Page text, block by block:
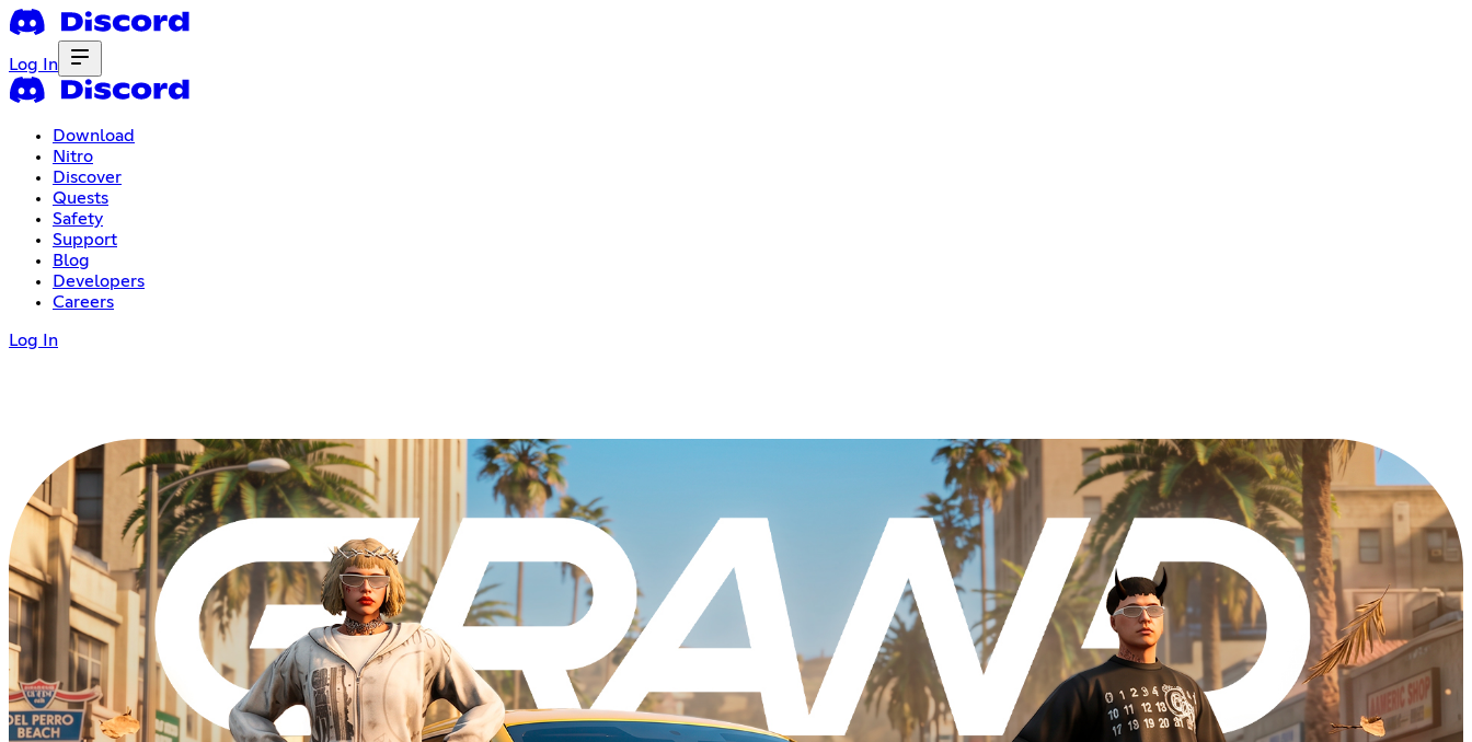
Log In
Download
Nitro
Discover
Quests
Safety
Support
Blog
Developers
Careers
Log In